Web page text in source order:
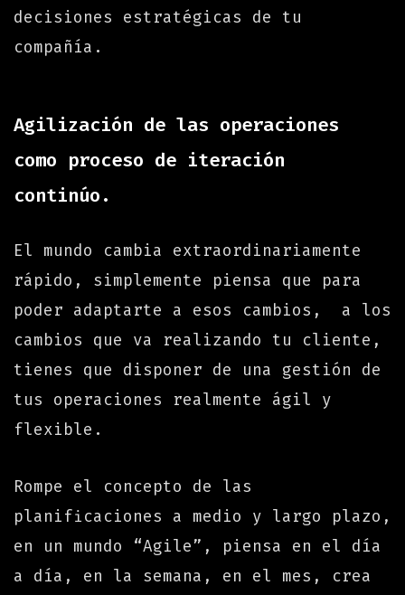
decisiones estratégicas de tu
compañía.
Agilización de las operaciones
como proceso de iteración
continúo.
El mundo cambia extraordinariamente
rápido, simplemente piensa que para
poder adaptarte a esos cambios, a los
cambios que va realizando tu cliente,
tienes que disponer de una gestión de
tus operaciones realmente ágil y
flexible.
Rompe el concepto de las
planificaciones a medio y largo plazo,
en un mundo “Agile”, piensa en el día
a día, en la semana, en el mes, crea